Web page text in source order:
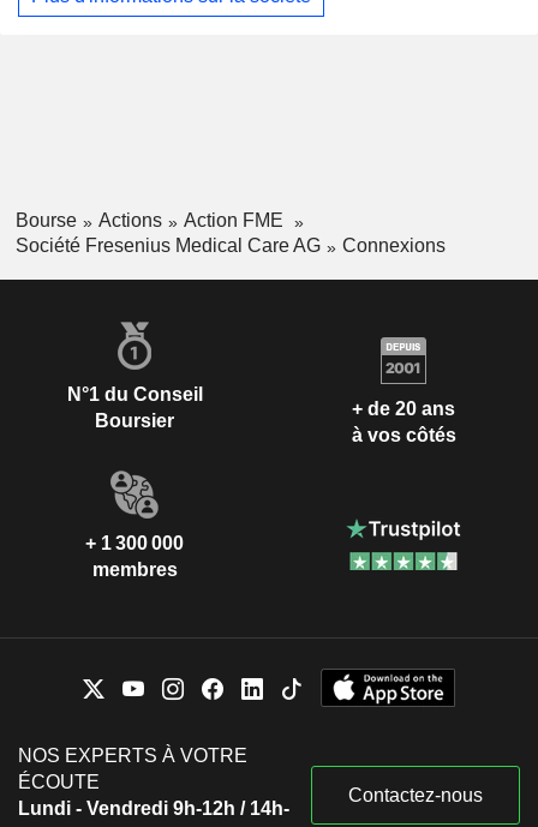
Bourse Actions
Action FME
Société Fresenius Medical Care AG
Connexions
N°1 du Conseil
Boursier
+ de 20 ans
à vos côtés
+ 1 300 000
membres
NOS EXPERTS À VOTRE
ÉCOUTE
Lundi - Vendredi 9h-12h / 14h-
Contactez-nous